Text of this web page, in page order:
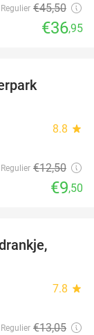
Regulier €45,50
€36,95
8.8 star
Regulier €12,50
€9,50
7.8 star
Regulier €13,05